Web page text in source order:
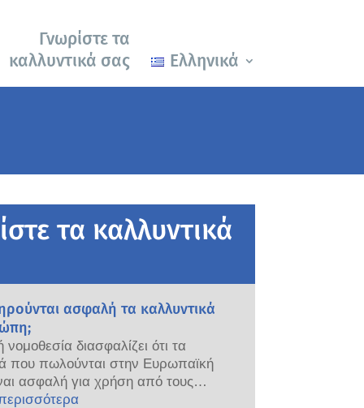
Γνωρίστε τα
καλλυντικά σας
Ελληνικά
τα καλλυντικά
ασφαλή τα καλλυντικά
διασφαλίζει ότι τα
που πωλούνται στην Ευρωπαϊκή
ασφαλή για χρήση από τους
εταιρείες και οι εθνικές και